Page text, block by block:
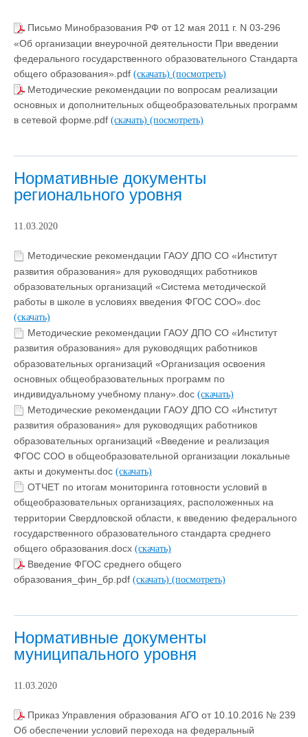
Письмо Минобразования РФ от 12 мая 2011 г. N 03-296
«Об организации внеурочной деятельности При введении
федерального государственного образовательного Стандарта
общего образования».pdf (скачать) (посмотреть)
Методические рекомендации по вопросам реализации
основных и дополнительных общеобразовательных программ
в сетевой форме.pdf (скачать) (посмотреть)
Нормативные документы
регионального уровня
11.03.2020
Методические рекомендации ГАОУ ДПО СО «Институт
развития образования» для руководящих работников
образовательных организаций «Cистема методической
работы в школе в условиях введения ФГОС СОО».doc
(скачать)
Методические рекомендации ГАОУ ДПО СО «Институт
развития образования» для руководящих работников
образовательных организаций «Организация освоения
основных общеобразовательных программ по
индивидуальному учебному плану».doc (скачать)
Методические рекомендации ГАОУ ДПО СО «Институт
развития образования» для руководящих работников
образовательных организаций «Введение и реализация
ФГОС СОО в общеобразовательной организации локальные
акты и документы.doc (скачать)
ОТЧЕТ по итогам мониторинга готовности условий в
общеобразовательных организациях, расположенных на
территории Свердловской области, к введению федерального
государственного образовательного стандарта среднего
общего образования.docx (скачать)
Введение ФГОС среднего общего
образования_фин_бр.pdf (скачать) (посмотреть)
Нормативные документы
муниципального уровня
11.03.2020
Приказ Управления образования АГО от 10.10.2016 № 239
Об обеспечении условий перехода на федеральный